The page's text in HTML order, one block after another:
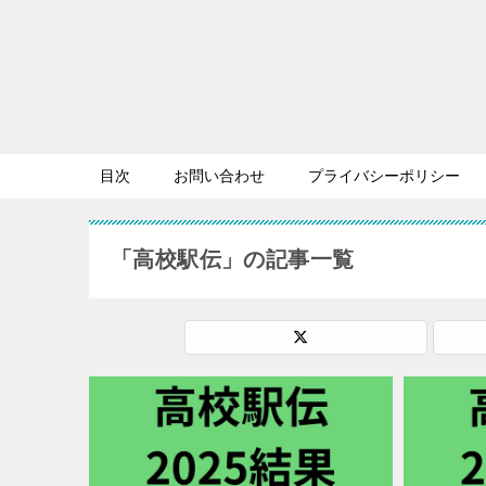
目次 お問い合わせ プライバシーポリシー
「高校駅伝」の記事一覧